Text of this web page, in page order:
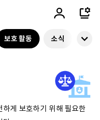
보호 활동 소식
하게 보호하기 위해필요한